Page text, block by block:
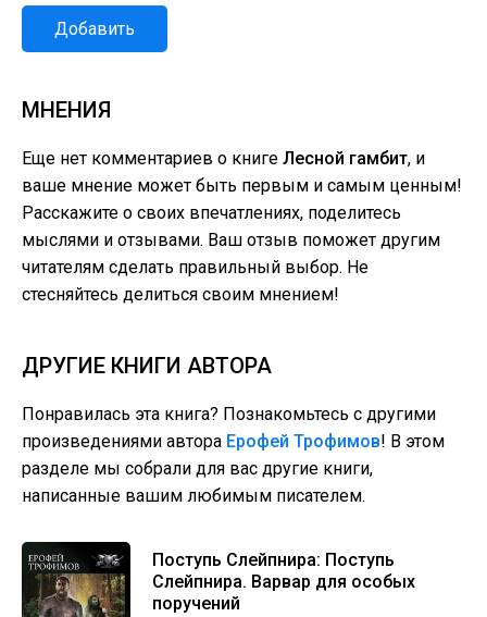
Добавить
МНЕНИЯ
Еще нет комментариев о книге Лесной гамбит, и
ваше мнение может быть первым и самым ценным!
Расскажите о своих впечатлениях, поделитесь
мыслями и отзывами. Ваш отзыв поможет другим
читателям сделать правильный выбор. Не
стесняйтесь делиться своим мнением!
ДРУГИЕ КНИГИ АВТОРА
Понравилась эта книга? Познакомьтесь с другими
произведениями автора Ерофей Трофимов! В этом
разделе мы собрали для вас другие книги,
написанные вашим любимым писателем.
Поступь Слейпнира: Поступь
Слейпнира. Варвар для особых
поручений